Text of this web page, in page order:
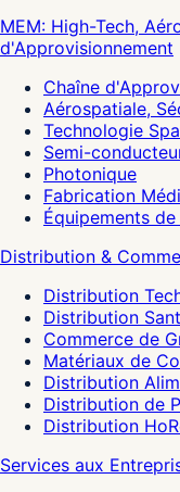
MEM: High-Tech,
d'Approvisionnement
Chaîne
Aérospatiale,
Technologie
Semi-
Photonique
Fabrication
Équipements
Distribution &
Distribution
Distribution
Commerce de
Matériaux de
Distribution
Distribution de
Distribution
Services aux